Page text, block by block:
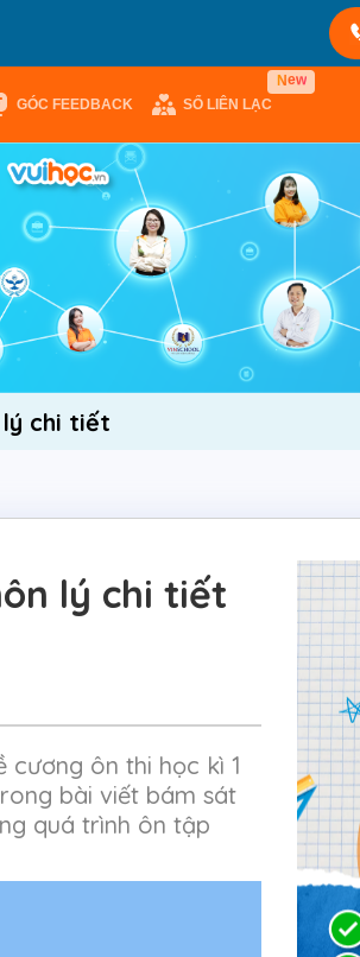
GÓC FEEDBACK SỔ LIÊN LẠC
New
lý chi tiết
lý chi tiết
cương ôn thi học kì 1
bài viết bám sát
quá trình ôn tập